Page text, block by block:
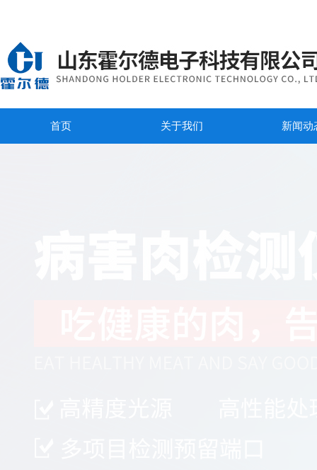
首页 关于我们 新闻动